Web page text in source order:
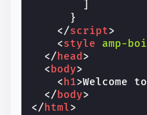
}
</script>
<style amp-
</ head >
<body>
< h1>Welcome
</body>
</ html>